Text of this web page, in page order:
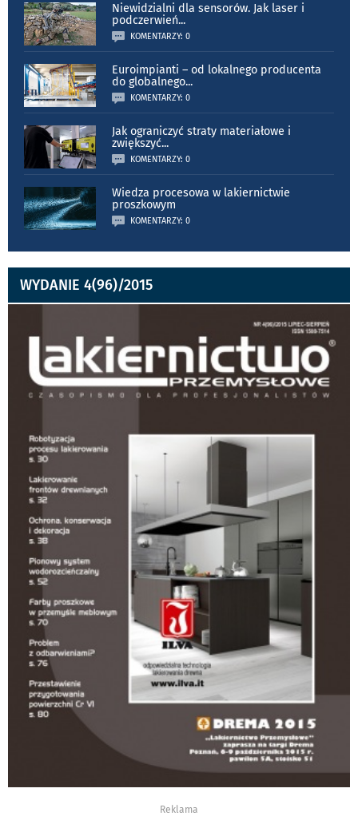
Niewidzialni dla sensorów. Jak laser i
podczerwień...
KOMENTARZY: 0
Euroimpianti – od lokalnego producenta
do globalnego...
KOMENTARZY: 0
Jak ograniczyć straty materiałowe i
zwiększyć...
KOMENTARZY: 0
Wiedza procesowa w lakiernictwie
proszkowym
KOMENTARZY: 0
WYDANIE 4(96)/2015
Reklama